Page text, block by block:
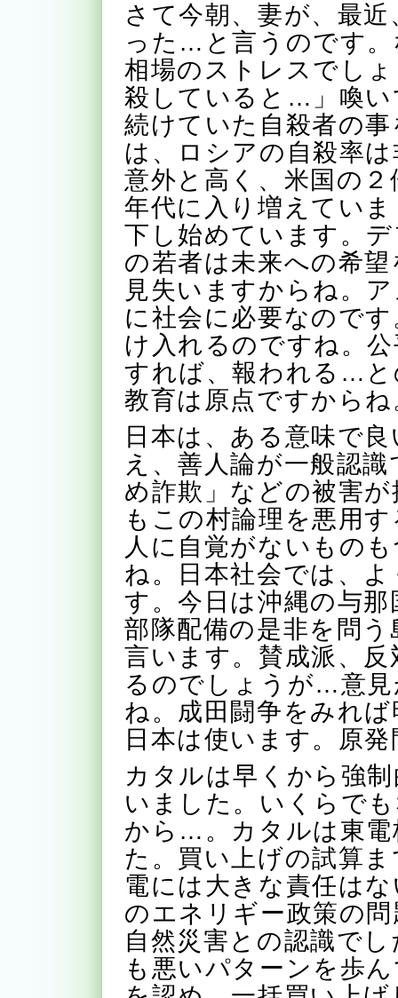
さて今朝、妻が、最
った…と言うのです
相場のストレスでし
殺していると…」喚
続けていた自殺者の
は、ロシアの自殺率
意外と高く、米国の
年代に入り増えてい
下し始めています。
の若者は未来への希
見失いますからね。
に社会に必要なので
け入れるのですね。
すれば、報われる…と
教育は原点ですからね
日本は、ある意味で
え、善人論が一般認
め詐欺」などの被害
もこの村論理を悪用
人に自覚がないもの
ね。日本社会では、
す。今日は沖縄の与
部隊配備の是非を問
言います。賛成派、
るのでしょうが…意
ね。成田闘争をみれ
日本は使います。原
カタルは早くから強
いました。いくらで
から…。カタルは東電
た。買い上げの試算
電には大きな責任は
のエネリギー政策の
自然災害との認識で
も悪いパターンを歩